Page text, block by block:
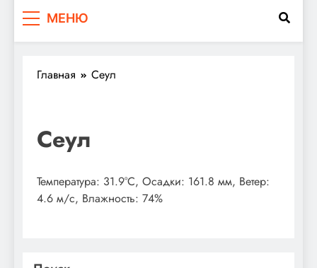
МЕНЮ
Главная Сеул
Сеул
Температура: 31.9°C, Осадки: 161.8 мм, Ветер:
4.6 м/с, Влажность: 74%